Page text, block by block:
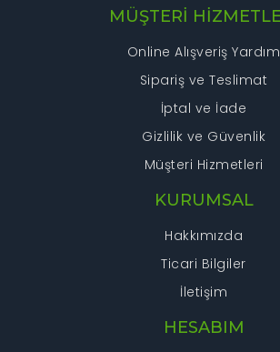
MÜŞTERİ
Online Alışveriş Yardım
Sipariş ve Teslimat
İptal ve İade
Gizlilik ve Güvenlik
Müşteri Hizmetleri
KURUMSAL
Hakkımızda
Ticari Bilgiler
İletişim
HESABIM